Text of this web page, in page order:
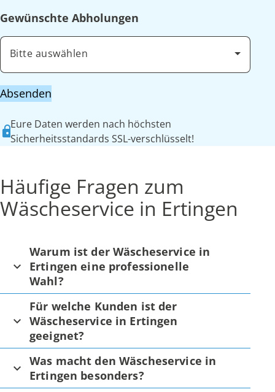
Gewünschte Abholungen
Bitte auswählen
Absenden
Eure Daten werden nach höchsten
Sicherheitsstandards SSL-verschlüsselt!
Häufige Fragen zum
Wäscheservice in Ertingen
Warum ist der Wäscheservice in
Ertingen eine professionelle
Wahl?
Für welche Kunden ist der
Wäscheservice in Ertingen
geeignet?
Was macht den Wäscheservice in
Ertingen besonders?